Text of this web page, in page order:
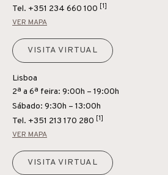
Tel. +351 234 660 100 [1]
VER MAPA
VISITA VIRTUAL
Lisboa
2ª a 6ª feira: 9:00h – 19:00h
Sábado: 9:30h – 13:00h
Tel. +351 213 170 280 [1]
VER MAPA
VISITA VIRTUAL